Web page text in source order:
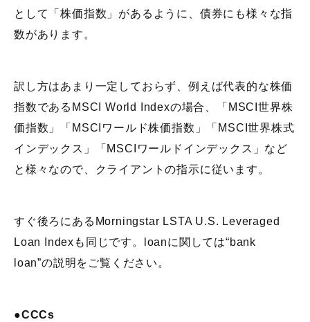
として「株価指数」があるように、債券にも様々な指
数があります。
訳し方はあまり一定しておらず、例えば代表的な株価
指数であるMSCI World Indexの場合、「MSCI世界株
価指数」「MSCIワールド株価指数」「MSCI世界株式
インデックス」「MSCIワールドインデックス」など
と様々なので、クライアントの指示に従います。
すぐ後ろにあるMorningstar LSTA U.S. Leveraged
Loan Indexも同じです。loanに関しては“bank
loan”の説明をご覧ください。
●CCCs